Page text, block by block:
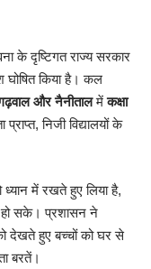
के दृष्टिगत राज्य सरकार
घोषित किया है। कल
और नैनीतालमेंकक्षा
निजी विद्यालयों के
ध्यान में रखते हुए लिया है,
हो सके। प्रशासन ने
देखते हुए बच्चों को घर से
बरतें।